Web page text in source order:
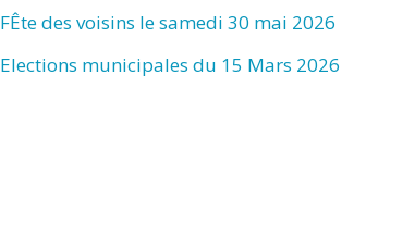
FÊte des voisins le samedi 30 mai 2026
Elections municipales du 15 Mars 2026